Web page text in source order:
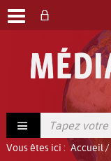
Vous êtes ici : Accueil/